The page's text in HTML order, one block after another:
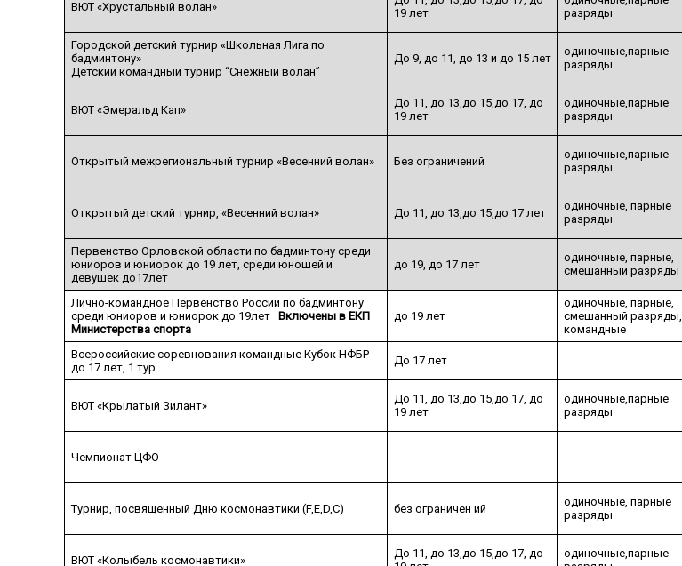
ВЮТ «Хрустальный волан»
19 лет
разряды
Городской детский турнир «Школьная Лига по
бадминтону»
Детский командный турнир “Снежный волан”
До 9, до 11, до 13 и до 15 лет
одиночные,парные
разряды
ВЮТ «Эмеральд Кап»
До 11, до 13,до 15,до 17, до
19 лет
одиночные,парные
разряды
Открытый межрегиональный турнир «Весенний волан» Без ограничений
одиночные,парные
разряды
Открытый детский турнир, «Весенний волан» До 11, до 13,до 15,до 17 лет
одиночные, парные
разряды
Первенство Орловской области по бадминтону среди
юниоров и юниорок до 19 лет, среди юношей и
девушек до17лет
до 19, до 17 лет
одиночные, парные,
смешанный разряды
Лично-командное Первенство России по бадминтону
среди юниоров и юниорок до 19лет Включены в ЕКП
Министерства спорта
до 19 лет
одиночные, парные,
смешанный разряды,
командные
Всероссийские соревнования командные Кубок НФБР
до 17 лет, 1 тур
До 17 лет
ВЮТ «Крылатый Зилант»
До 11, до 13,до 15,до 17, до
19 лет
одиночные,парные
разряды
Чемпионат ЦФО
Турнир, посвященный Дню космонавтики (F,E,D,C) без ограничен ий
одиночные, парные
разряды
ВЮТ «Колыбель космонавтики»
До 11, до 13,до 15,до 17, до
одиночные,парные